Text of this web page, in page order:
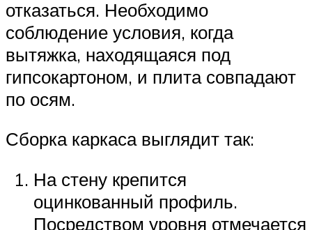
отказаться. Необходимо
соблюдение условия, когда
вытяжка, находящаяся под
гипсокартоном, и плита совпадают
по осям.
Сборка каркаса выглядит так:
На стену крепится
оцинкованный профиль.
Посредством уровня отмечается